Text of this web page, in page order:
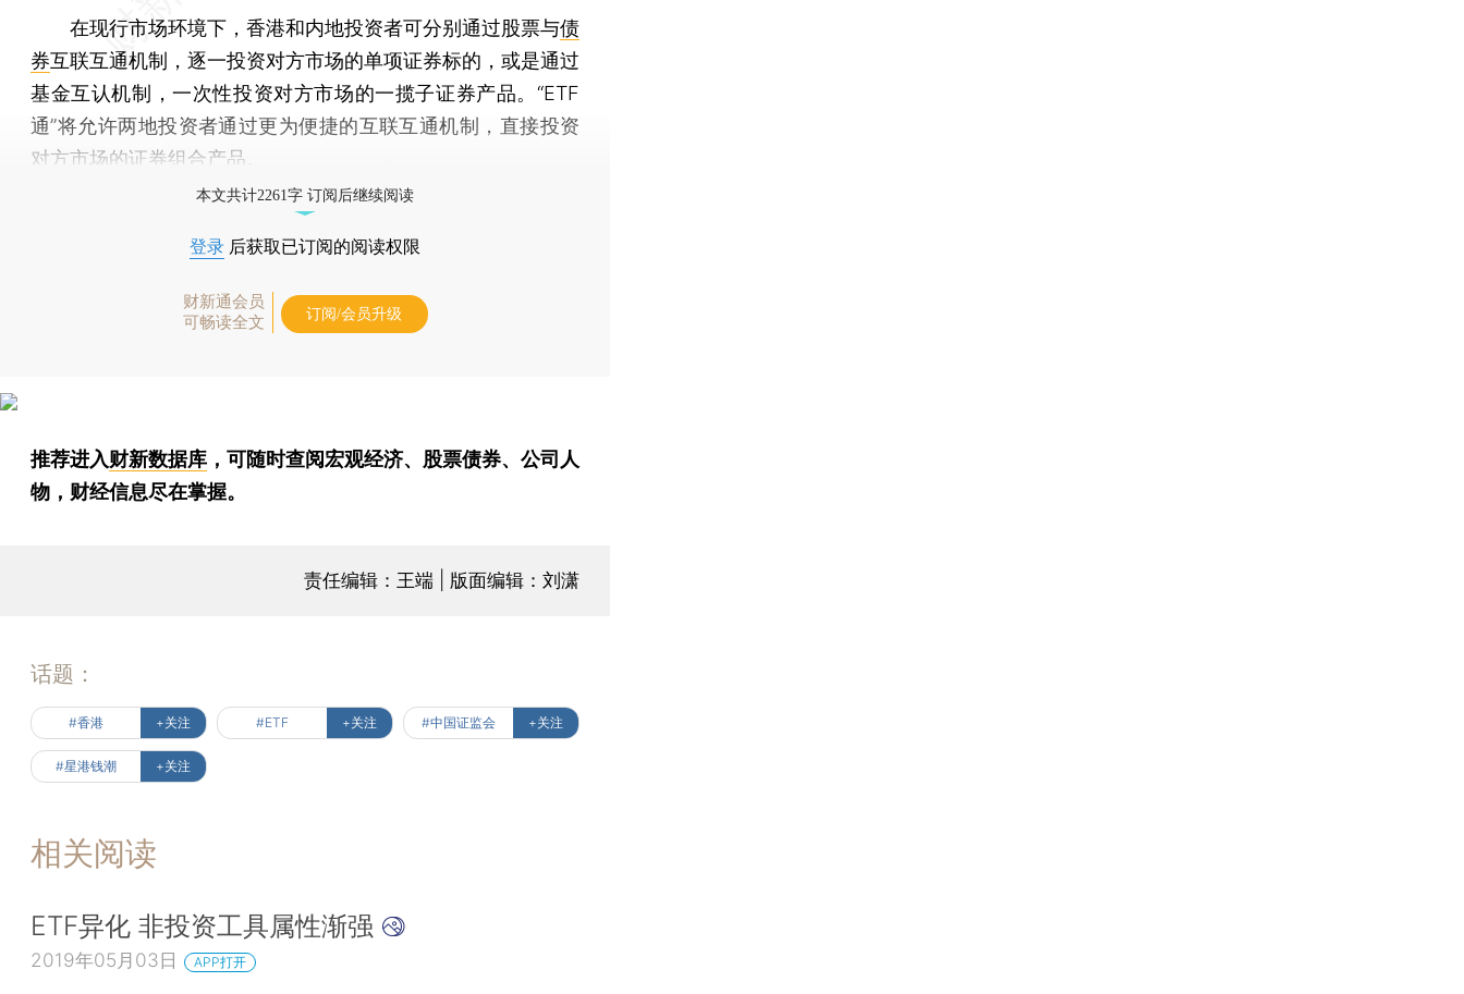
在现行市场环境下，香港和内地投资者可分别通过股票与债
券互联互通机制，逐一投资对方市场的单项证券标的，或是通过
基金互认机制，一次性投资对方市场的一揽子证券产品。“ETF
通”将允许两地投资者通过更为便捷的互联互通机制，直接投资
对方市场的证券组合产品。
本文共计2261字 订阅后继续阅读
登录 后获取已订阅的阅读权限
财新通会员
可畅读全文
订阅/会员升级
推荐进入财新数据库 ，可随时查阅宏观经济、股票债券、公司人
物，财经信息尽在掌握。
责任编辑：王端 | 版面编辑：刘潇
话题：
#香港 +关注 #ETF +关注 #中国证监会 +关注
#星港钱潮 +关注
相关阅读
ETF异化 非投资工具属性渐强
2019年05月03日 APP打开